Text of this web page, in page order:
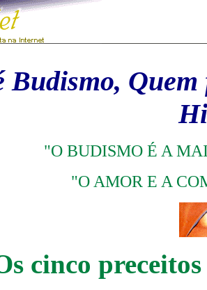
Budismo,
"O BUDISMO É A
"O AMOR E A
cinco